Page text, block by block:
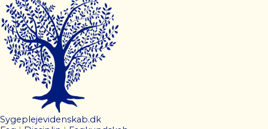
Sygeplejevidenskab.dk